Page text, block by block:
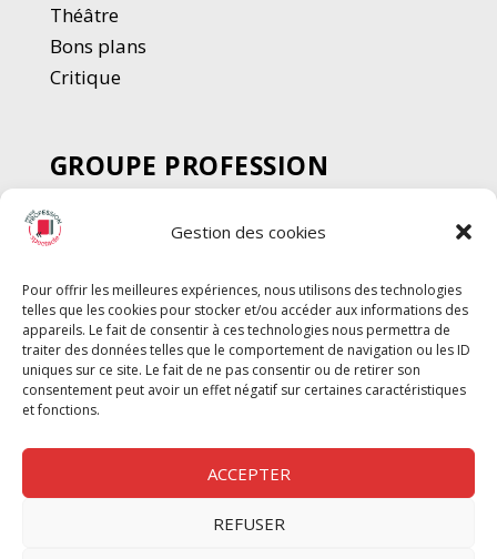
Gestion des cookies
Pour offrir les meilleures expériences, nous utilisons des technologies
telles que les cookies pour stocker et/ou accéder aux informations des
appareils. Le fait de consentir à ces technologies nous permettra de
traiter des données telles que le comportement de navigation ou les ID
uniques sur ce site. Le fait de ne pas consentir ou de retirer son
consentement peut avoir un effet négatif sur certaines caractéristiques
et fonctions.
ACCEPTER
REFUSER
Théâtre
Bons plans
Critique
GROUPE PROFESSION
SPECTACLE
Chèque Intermittents
Chèque Compta
Chèque Emploi Spectacle
G-Pods
Profession Audio-visuel